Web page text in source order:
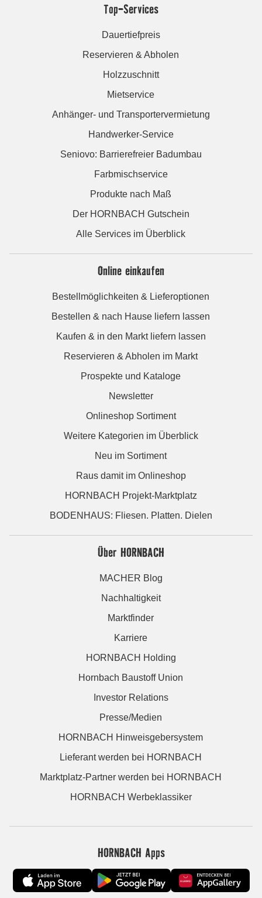
Top-Services
Dauertiefpreis
Reservieren & Abholen
Holzzuschnitt
Mietservice
Anhänger- und Transportervermietung
Handwerker-Service
Seniovo: Barrierefreier Badumbau
Farbmischservice
Produkte nach Maß
Der HORNBACH Gutschein
Alle Services im Überblick
Online einkaufen
Bestellmöglichkeiten & Lieferoptionen
Bestellen & nach Hause liefern lassen
Kaufen & in den Markt liefern lassen
Reservieren & Abholen im Markt
Prospekte und Kataloge
Newsletter
Onlineshop Sortiment
Weitere Kategorien im Überblick
Neu im Sortiment
Raus damit im Onlineshop
HORNBACH Projekt-Marktplatz
BODENHAUS: Fliesen. Platten. Dielen
Über HORNBACH
MACHER Blog
Nachhaltigkeit
Marktfinder
Karriere
HORNBACH Holding
Hornbach Baustoff Union
Investor Relations
Presse/Medien
HORNBACH Hinweisgebersystem
Lieferant werden bei HORNBACH
Marktplatz-Partner werden bei HORNBACH
HORNBACH Werbeklassiker
HORNBACH Apps